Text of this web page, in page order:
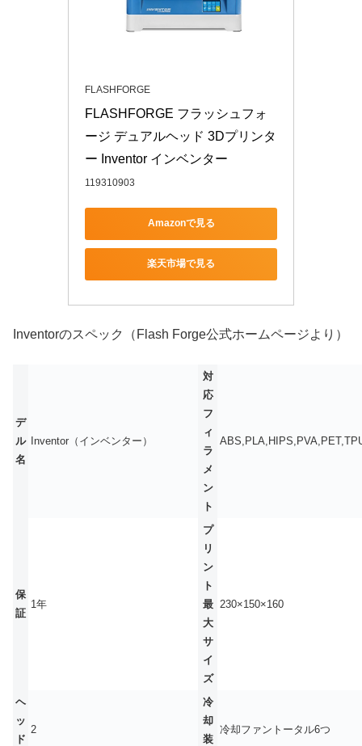
FLASHFORGE
FLASHFORGE フラッシュフォ
ージ デュアルヘッド 3Dプリンタ
ー Inventor インベンター
119310903
Amazonで見る
楽天市場で見る
Inventorのスペック（Flash Forge公式ホームページより）
デ
ル
名
Inventor（インベンター）
対
応
フ
ィ
ラ
メ
ン
ト
保
証
1年
プ
リ
ン
ト
最
大
サ
イ
ズ
230×150×160
ヘ
ッ
ド
2
冷
却
装
冷却ファントータル6つ